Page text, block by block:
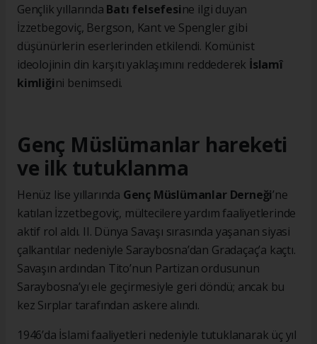
Gençlik yıllarında Batı felsefesine ilgi duyan
İzzetbegoviç, Bergson, Kant ve Spengler gibi
düşünürlerin eserlerinden etkilendi. Komünist
ideolojinin din karşıtı yaklaşımını reddederek İslamî
kimliğini benimsedi.
Genç Müslümanlar hareketi
ve ilk tutuklanma
Henüz lise yıllarında Genç Müslümanlar Derneği’ne
katılan İzzetbegoviç, mültecilere yardım faaliyetlerinde
aktif rol aldı. II. Dünya Savaşı sırasında yaşanan siyasi
çalkantılar nedeniyle Saraybosna’dan Gradaçaç’a kaçtı.
Savaşın ardından Tito’nun Partizan ordusunun
Saraybosna’yı ele geçirmesiyle geri döndü; ancak bu
kez Sırplar tarafından askere alındı.
1946’da İslami faaliyetleri nedeniyle tutuklanarak üç yıl